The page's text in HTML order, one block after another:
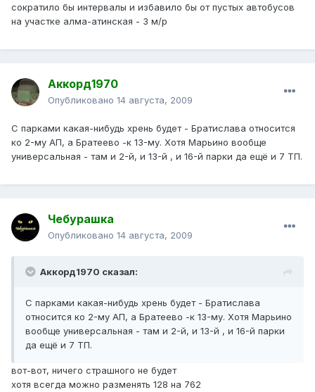
сократило бы интервалы и избавило бы от пустых автобусов
на участке алма-атинская - 3 м/р
Аккорд1970
Опубликовано 14 августа, 2009
С парками какая-нибудь хрень будет - Братислава относится
ко 2-му АП, а Братеево -к 13-му. Хотя Марьино вообще
универсальная - там и 2-й, и 13-й , и 16-й парки да ещё и 7 ТП.
Чебурашка
Опубликовано 14 августа, 2009
Аккорд1970 сказал:
С парками какая-нибудь хрень будет - Братислава
относится ко 2-му АП, а Братеево -к 13-му. Хотя Марьино
вообще универсальная - там и 2-й, и 13-й , и 16-й парки
да ещё и 7 ТП.
вот-вот, ничего страшного не будет
хотя всегда можно разменять 128 на 762